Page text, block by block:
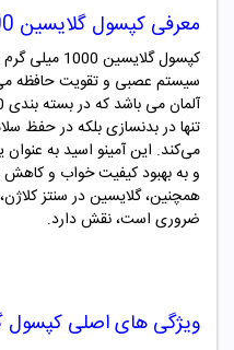
معرفی کپسول گلایسین 1000 میلی گرم یوروویتال
کپسول
سیستم عصبی و تقویت حافظه
آلمان می باشد که در بسته بندی 30 عددی تولید می شود.
تنها در بدنسازی بلکه در حفظ
می‌کند. این آمینو اسید به
و به بهبود کیفیت خواب و
همچنین، گلایسین در سنتز
ضروری است، نقش دارد.
ویژگی های اصلی